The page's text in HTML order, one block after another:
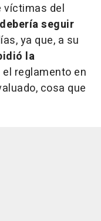
víctimas del
seguir
ya que, a su
la
reglamento en
cosa que